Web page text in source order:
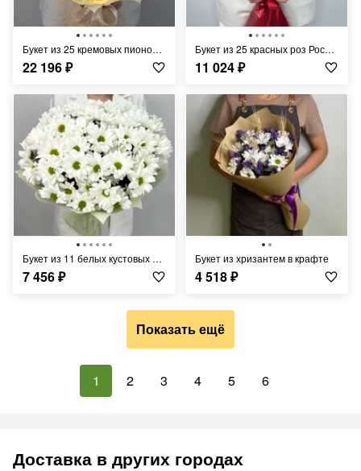
Букет из 25 кремовых пионовидных роз
22 196₽
Букет из 25 красных роз Россия 50 см
11 024₽
Букет из 11 белых кустовых ромашковых хризантем
7 456₽
Букет из хризантем в крафте
4 518₽
Показать ещё
1 2 3 4 5 6
Доставка в других городах